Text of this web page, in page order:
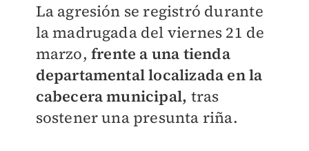
La agresión se registró durante
la madrugada del viernes 21 de
marzo, frente a una tienda
departamental localizada en la
cabecera municipal, tras
sostener una presunta riña.